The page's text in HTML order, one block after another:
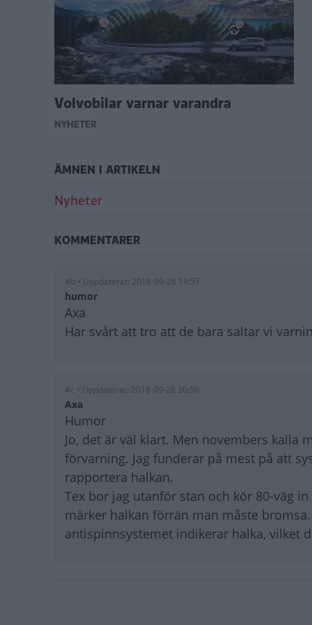
Volvobilar varnar varandra
NYHETER
ÄMNEN I ARTIKELN
Nyheter
KOMMENTARER
#b • Uppdaterat: 2018-09-28 19:57
humor
Axa
Har svårt att tro att de bara saltar vi
#c • Uppdaterat: 2018-09-28 20:50
Axa
Humor
Jo, det är väl klart. Men novembers
förvarning. Jag funderar på mest på att
rapportera halkan.
Tex bor jag utanför stan och kör 80-väg
märker halkan förrän man måste
antispinnsystemet indikerar halka, vilket